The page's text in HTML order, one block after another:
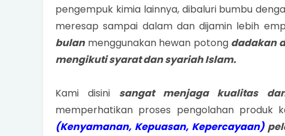
pengempuk kimia lainnya, dibaluri bumbu
meresap sampai dalam dan dijamin lebih
bulanmenggunakan hewan potong dadakan
mengikuti syarat dan syariah Islam.
Kami disini sangat menjaga kualitas
memperhatikan proses pengolahan produk
(Kenyamanan, Kepuasan, Kepercayaan)